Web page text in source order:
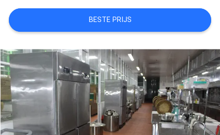
NIEUWS
GEVALLEN
VR
SITEMAP
BESTE PRIJS